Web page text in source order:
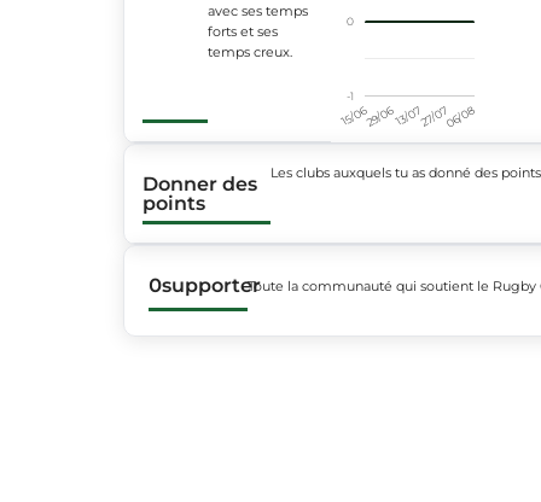
avec ses temps
forts et ses
temps creux.
15/0629/0613/0727/0706/08
-1
0
Donner des
points
Les clubs auxquels tu as donné des points
0supporterToute la communauté qui soutient le Rugby